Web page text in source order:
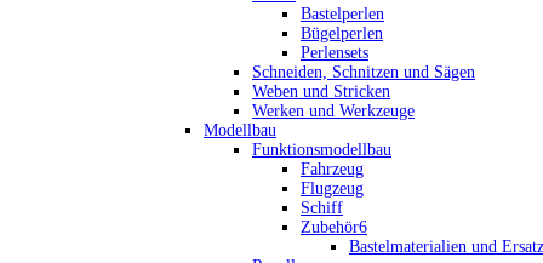
Bastelperlen
Bügelperlen
Perlensets
Schneiden, Schnitzen und Sägen
Weben und Stricken
Werken und Werkzeuge
Modellbau
Funktionsmodellbau
Fahrzeug
Flugzeug
Schiff
Zubehör6
Bastelmaterialien und